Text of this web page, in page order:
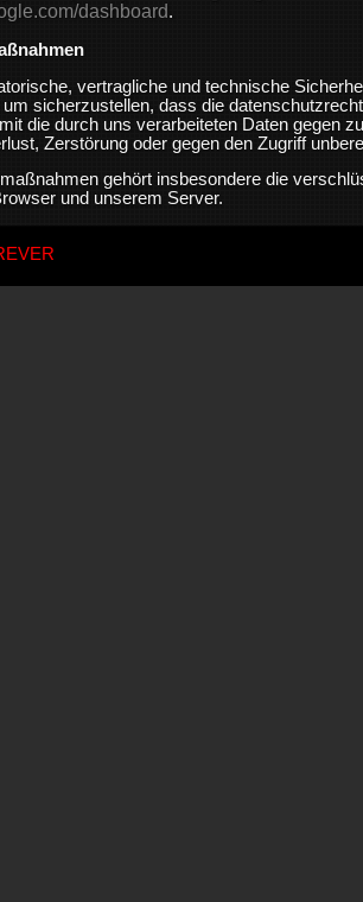
dashboard.
vertragliche und technische
um sicherzustellen, dass die
die durch uns verarbeiteten Daten gegen
Zerstörung oder gegen den Zugriff
gehört insbesondere die
und unserem Server.